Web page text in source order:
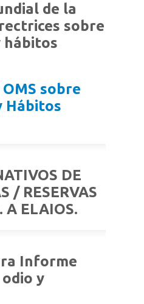
de la
sobre
hábitos
sobre
Hábitos
DE
/ RESERVAS
A ELAIOS.
Informe
y